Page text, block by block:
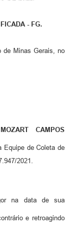
- FG.
de Minas Gerais, no
MOZART CAMPOS
Equipe de Coleta de
2021.
na data de sua
e retroagindo